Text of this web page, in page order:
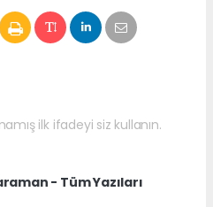
ilk ifadeyi siz kullanın.
- Tüm Yazıları